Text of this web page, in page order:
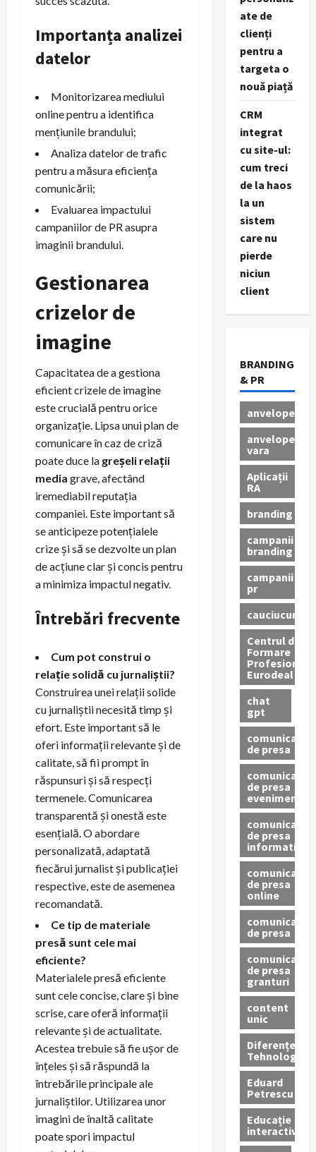
Importanța analizei
datelor
Monitorizarea mediului
online pentru a identifica
mențiunile brandului;
Analiza datelor de trafic
pentru a măsura eficiența
comunicării;
Evaluarea impactului
campaniilor de PR asupra
imaginii brandului.
Gestionarea
crizelor de
imagine
Capacitatea de a gestiona
eficient crizele de imagine
este crucială pentru orice
organizație. Lipsa unui plan de
comunicare în caz de criză
poate duce la greșeli relații
media grave, afectând
iremediabil reputația
companiei. Este important să
se anticipeze potențialele
crize și să se dezvolte un plan
de acțiune clar și concis pentru
a minimiza impactul negativ.
Întrebări frecvente
Cum pot construi o
relație solidă cu jurnaliștii?
Construirea unei relații solide
cu jurnaliștii necesită timp și
efort. Este important să le
oferi informații relevante și de
calitate, să fii prompt în
răspunsuri și să respecți
termenele. Comunicarea
transparentă și onestă este
esențială. O abordare
personalizată, adaptată
fiecărui jurnalist și publicației
respective, este de asemenea
recomandată.
Ce tip de materiale
presă sunt cele mai
eficiente?
Materialele presă eficiente
sunt cele concise, clare și bine
scrise, care oferă informații
relevante și de actualitate.
Acestea trebuie să fie ușor de
înțeles și să răspundă la
întrebările principale ale
jurnaliștilor. Utilizarea unor
imagini de înaltă calitate
poate spori impactul
ate de
clienți
pentru a
targeta o
nouă piață
CRM
integrat
cu site-ul:
cum treci
de la haos
la un
sistem
care nu
pierde
niciun
client
BRANDING
& PR
anvelope
anvelope
vara
Aplicații
RA
branding
campanii
branding
campanii
pr
cauciucuri
Centrul de
Formare
Profesionala
Eurodeal
chat
gpt
comunicat
de presa
comunicat
de presa
eveniment
comunicat
de presa
informativ
comunicat
de presa
online
comunicate
de presa
comunicate
de presa
granturi
content
unic
Diferențe
Tehnologice
Eduard
Petrescu
Educație
interactivă